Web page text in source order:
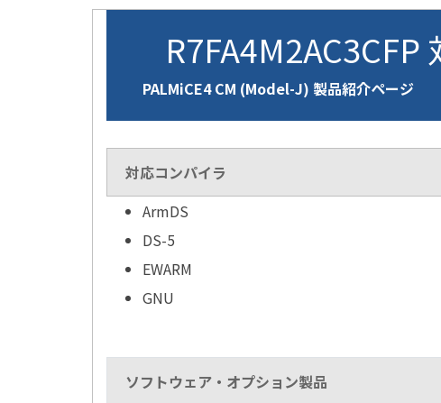
R7FA4M2AC3CFP
PALMiCE4 CM (Model-J) 製品紹介ページ
対応コンパイラ
ArmDS
DS-5
EWARM
GNU
ソフトウェア・オプション製品